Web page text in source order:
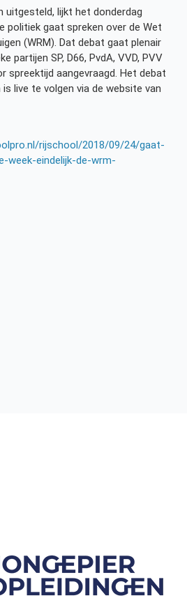
uitgesteld, lijkt het donderdag
politiek gaat spreken over de Wet
(WRM). Dat debat gaat plenair
partijen SP, D66, PvdA, VVD, PVV
spreektijd aangevraagd. Het debat
live te volgen via de website van
rijschool/2018/09/24/gaat-
week-eindelijk-de-wrm-